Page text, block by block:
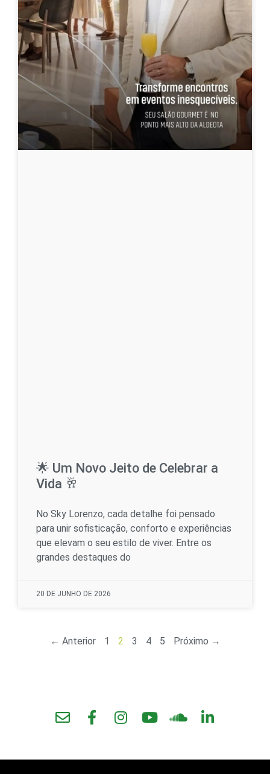
🌟 Um Novo Jeito de Celebrar a
Vida 🥂
No Sky Lorenzo, cada detalhe foi pensado
para unir sofisticação, conforto e experiências
que elevam o seu estilo de viver. Entre os
grandes destaques do
20 DE JUNHO DE 2026
← Anterior 1 2 3 4 5 Próximo →